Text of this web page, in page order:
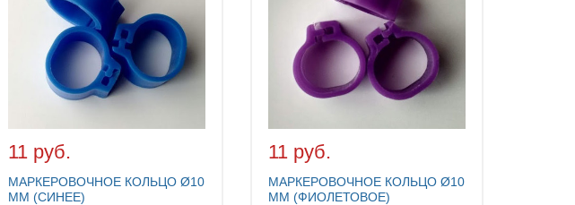
11 руб.
МАРКЕРОВОЧНОЕ КОЛЬЦО Ø10
ММ (СИНЕЕ)
11 руб.
МАРКЕРОВОЧНОЕ КОЛЬЦО Ø10
ММ (ФИОЛЕТОВОЕ)